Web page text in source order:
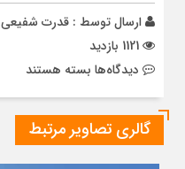
ارسال توسط : قدرت شفیعی
دیدگاه‌ها برای
در
چین
بسته هستند
گالری تصاویر مرتبط